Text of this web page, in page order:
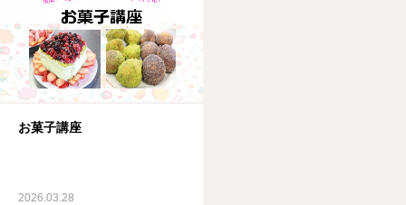
お菓子講座
2026.03.28
講座一覧
アクセス
姉妹校